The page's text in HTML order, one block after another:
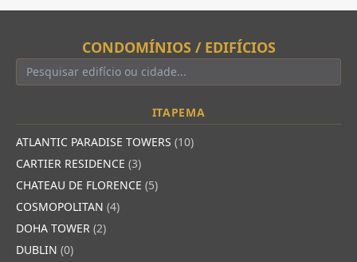
CONDOMÍNIOS / EDIFÍCIOS
ITAPEMA
ATLANTIC PARADISE TOWERS (10)
CARTIER RESIDENCE (3)
CHATEAU DE FLORENCE (5)
COSMOPOLITAN (4)
DOHA TOWER (2)
DUBLIN (0)